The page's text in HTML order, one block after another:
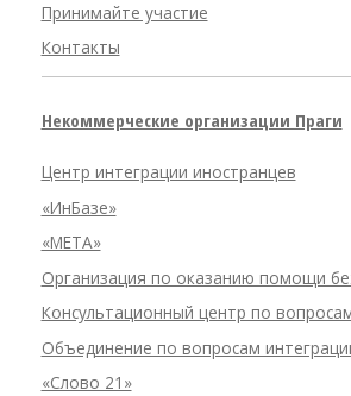
Принимайте участие
Контакты
Некоммерческие организации Праги
Центр интеграции иностранцев
«ИнБазе»
«META»
Организация по оказанию помощи
Консультационный центр по
Объединение по вопросам
«Слово 21»